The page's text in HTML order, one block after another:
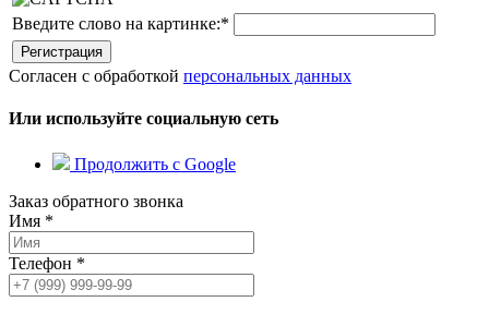
Введите слово на картинке:*
Согласен с обработкой персональных данных
Или используйте социальную сеть
Продолжить с Google
Заказ обратного звонка
Имя *
Телефон *